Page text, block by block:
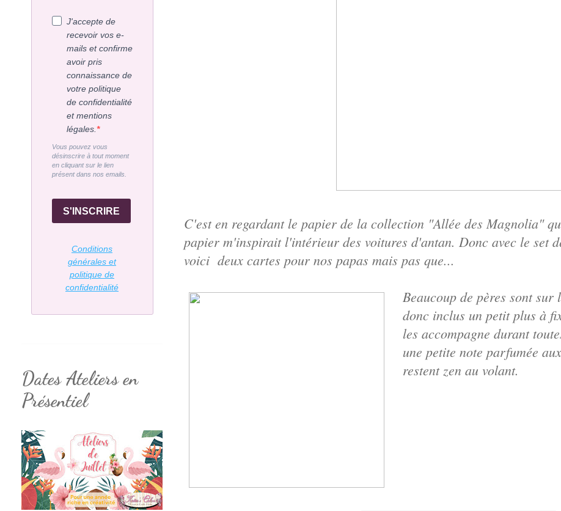
C'est en regardant le papier de la collection "Allée des Magnolia"
papier m'inspirait l'intérieur des voitures d'antan. Donc avec le set
voici deux cartes pour nos papas mais pas que...
Beaucoup de pères sont
donc inclus un petit plus à
les accompagne durant
une petite note parfumée
restent zen au volant.
J'accepte de
recevoir vos e-
mails et confirme
avoir pris
connaissance de
votre politique
de confidentialité
et mentions
légales.
Vous pouvez vous
désinscrire à tout moment
en cliquant sur le lien
présent dans nos emails.
S'INSCRIRE
Conditions
générales et
politique de
confidentialité
Dates Ateliers en
Présentiel